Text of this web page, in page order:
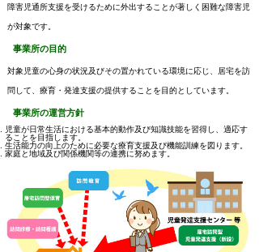
障害児通所支援を受けるために外出することが著しく困難な障害児
が対象です。
事業所の目的
対象児童の心身の状況及びその置かれている環境に応じ、居宅を訪
問して、療育・発達支援の提供することを目的としています。
事業所の運営方針
児童が日常生活における基本的動作及び知識技能を習得し、適応す
ることを目指します。
生活能力の向上のために必要な療育支援及び機能訓練を図ります。
家庭と地域及び関係機関等の連携に努めます。